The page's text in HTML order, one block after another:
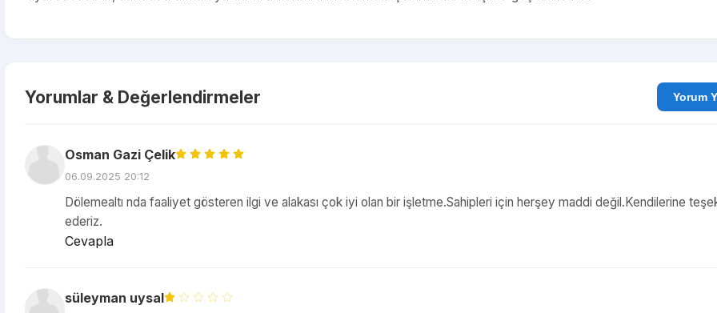
Yorumlar & Değerlendirmeler
Osman Gazi Çelik
06.09.2025 20:12
Dölemealtı nda faaliyet gösteren ilgi ve alakası çok iyi olan bir işletme.Sahipleri için herşey maddi değil.Kendilerine
ederiz.
Cevapla
süleyman uysal